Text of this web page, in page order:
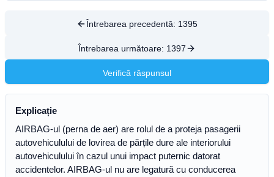
Întrebarea precedentă: 1395
Întrebarea următoare: 1397
Verifică răspunsul
Explicație
AIRBAG-ul (perna de aer) are rolul de a proteja pasagerii
autovehiculului de lovirea de părțile dure ale interiorului
autovehiculului în cazul unui impact puternic datorat
accidentelor. AIRBAG-ul nu are legatură cu conducerea